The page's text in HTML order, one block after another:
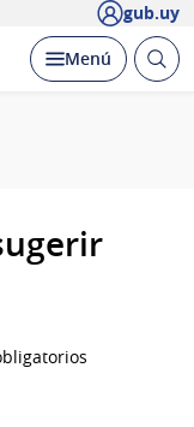
gub.uy
Desplegar
Menú Abrir